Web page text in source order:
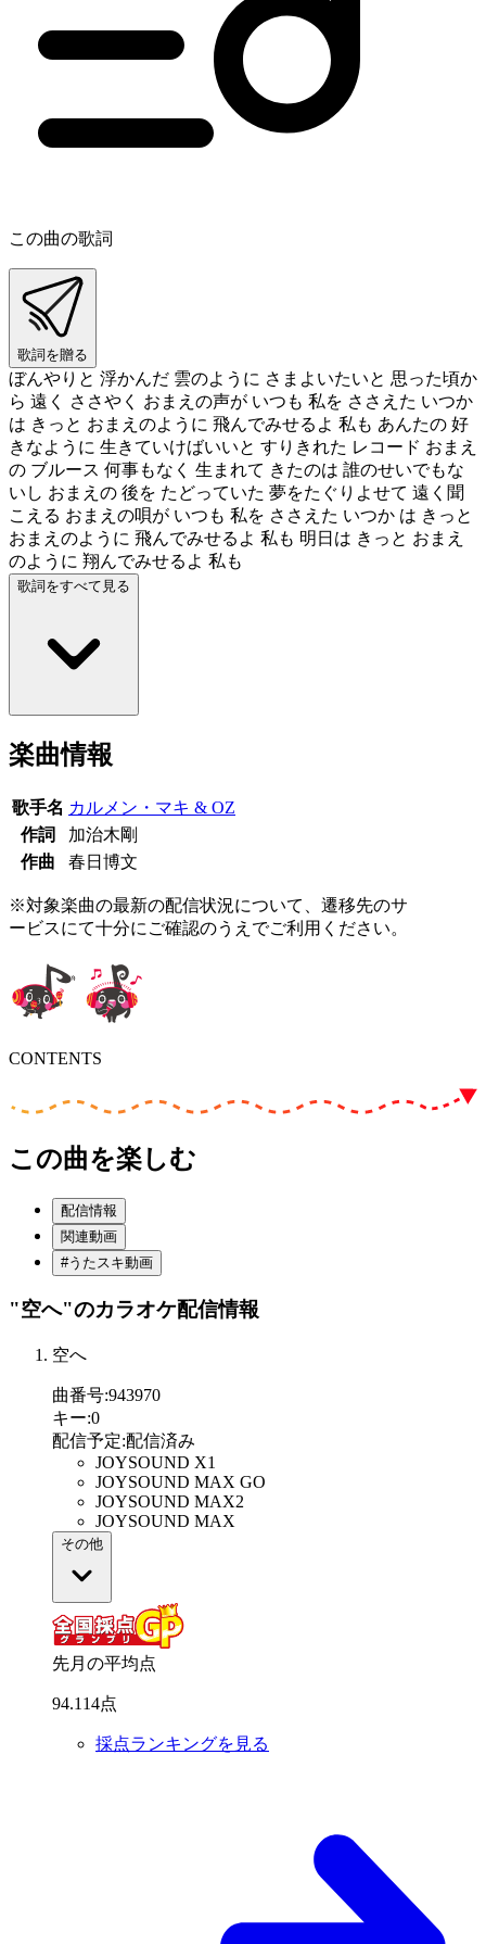
この曲の歌詞
歌詞を贈る
ぼんやりと 浮かんだ 雲のように さまよいたいと 思った頃か
ら 遠く ささやく おまえの声が いつも 私を ささえた いつか
は きっと おまえのように 飛んでみせるよ 私も あんたの 好
きなように 生きていけばいいと すりきれた レコード おまえ
の ブルース 何事もなく 生まれて きたのは 誰のせいでもな
いし おまえの 後を たどっていた 夢をたぐりよせて 遠く聞
こえる おまえの唄が いつも 私を ささえた いつか は きっと
おまえのように 飛んでみせるよ 私も 明日は きっと おまえ
のように 翔んでみせるよ 私も
歌詞をすべて見る
楽曲情報
歌手名 カルメン・マキ & OZ
作詞
加治木剛
作曲
春日博文
※対象楽曲の最新の配信状況について、遷移先のサ
ービスにて十分にご確認のうえでご利用ください。
CONTENTS
この曲を楽しむ
配信情報
関連動画
#うたスキ動画
"空へ"のカラオケ配信情報
空へ
曲番号:943970
キー:0
配信予定:配信済み
JOYSOUND X1
JOYSOUND MAX GO
JOYSOUND MAX2
JOYSOUND MAX
その他
先月の平均点
94.114点
採点ランキングを見る